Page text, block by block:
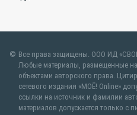
Все права защищены. ООО ИД
Любые материалы, размещенные
объектами авторского права.
сетевого издания «МОЁ! Online»
ссылки на источник и фамилии
материалов допускается только с